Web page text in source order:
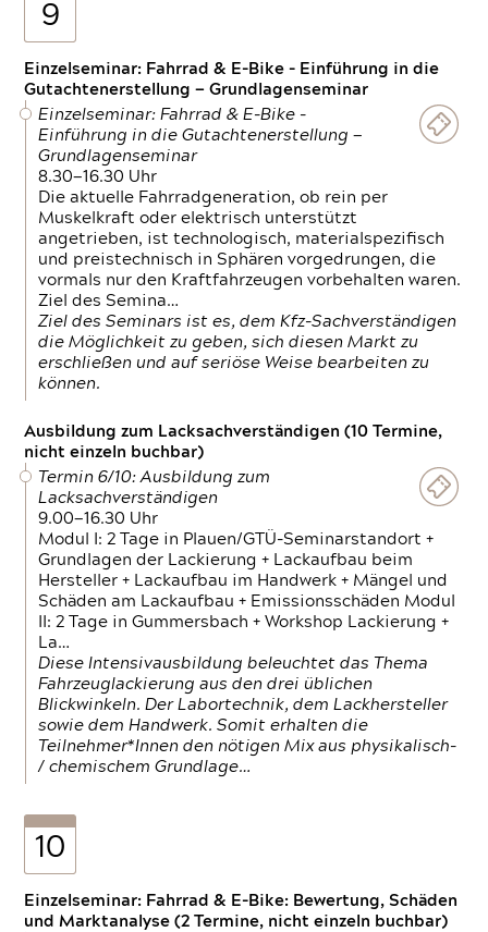
9
Einzelseminar: Fahrrad & E-Bike - Einführung in die
Gutachtenerstellung — Grundlagenseminar
Einzelseminar: Fahrrad & E-Bike -
Einführung in die Gutachtenerstellung —
Grundlagenseminar
8.30—16.30 Uhr
Die aktuelle Fahrradgeneration, ob rein per
Muskelkraft oder elektrisch unterstützt
angetrieben, ist technologisch, materialspezifisch
und preistechnisch in Sphären vorgedrungen, die
vormals nur den Kraftfahrzeugen vorbehalten waren.
Ziel des Semina…
Ziel des Seminars ist es, dem Kfz-Sachverständigen
die Möglichkeit zu geben, sich diesen Markt zu
erschließen und auf seriöse Weise bearbeiten zu
können.
Ausbildung zum Lacksachverständigen (10 Termine,
nicht einzeln buchbar)
Termin 6/10: Ausbildung zum
Lacksachverständigen
9.00—16.30 Uhr
Modul I: 2 Tage in Plauen/GTÜ-Seminarstandort +
Grundlagen der Lackierung + Lackaufbau beim
Hersteller + Lackaufbau im Handwerk + Mängel und
Schäden am Lackaufbau + Emissionsschäden Modul
II: 2 Tage in Gummersbach + Workshop Lackierung +
La…
Diese Intensivausbildung beleuchtet das Thema
Fahrzeuglackierung aus den drei üblichen
Blickwinkeln. Der Labortechnik, dem Lackhersteller
sowie dem Handwerk. Somit erhalten die
Teilnehmer*Innen den nötigen Mix aus physikalisch-
/ chemischem Grundlage…
10
Einzelseminar: Fahrrad & E-Bike: Bewertung, Schäden
und Marktanalyse (2 Termine, nicht einzeln buchbar)